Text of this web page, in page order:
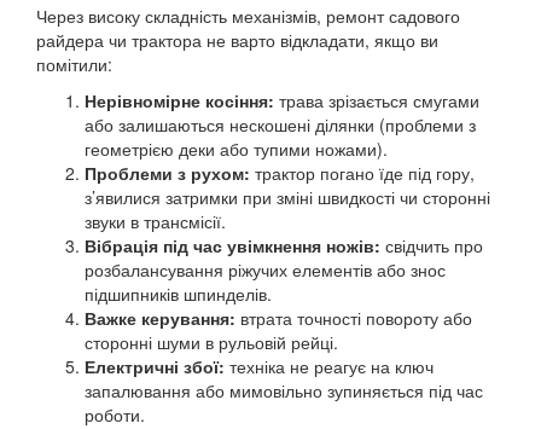
Через високу складність механізмів, ремонт садового
райдера чи трактора не варто відкладати, якщо ви
помітили:
Нерівномірне косіння: трава зрізається смугами
або залишаються нескошені ділянки (проблеми з
геометрією деки або тупими ножами).
Проблеми з рухом: трактор погано їде під гору,
з’явилися затримки при зміні швидкості чи сторонні
звуки в трансмісії.
Вібрація під час увімкнення ножів: свідчить про
розбалансування ріжучих елементів або знос
підшипників шпинделів.
Важке керування: втрата точності повороту або
сторонні шуми в рульовій рейці.
Електричні збої: техніка не реагує на ключ
запалювання або мимовільно зупиняється під час
роботи.